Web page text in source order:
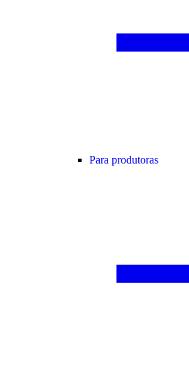
Para produtoras